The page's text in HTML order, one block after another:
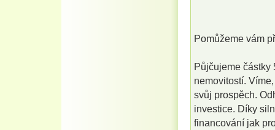
Pomůžeme vám
Půjčujeme částky
nemovitostí.
svůj prospěch.
investice. Díky
financování jak